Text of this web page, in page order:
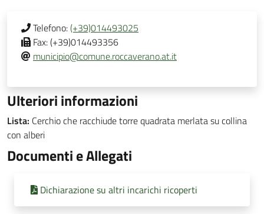
Telefono:(+39)014493025
Fax:(+39)014493356
municipio@comune.roccaverano.at.it
Ulteriori informazioni
Lista: Cerchio che racchiude torre quadrata merlata su collina
con alberi
Documenti e Allegati
Dichiarazione su altri incarichi ricoperti